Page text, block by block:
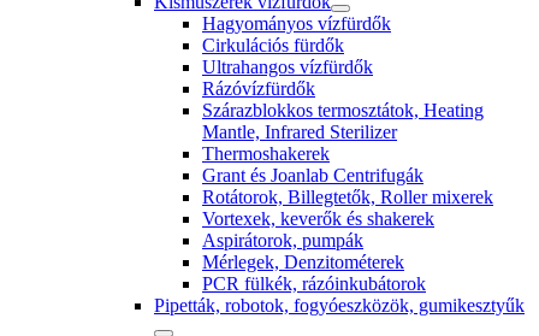
Hagyományos vízfürdők
Cirkulációs fürdők
Ultrahangos vízfürdők
Rázóvízfürdők
Szárazblokkos termosztátok, Heating
Mantle, Infrared Sterilizer
Thermoshakerek
Grant és Joanlab Centrifugák
Rotátorok, Billegtetők, Roller mixerek
Vortexek, keverők és shakerek
Aspirátorok, pumpák
Mérlegek, Denzitométerek
PCR fülkék, rázóinkubátorok
Pipetták, robotok, fogyóeszközök, gumikesztyűk